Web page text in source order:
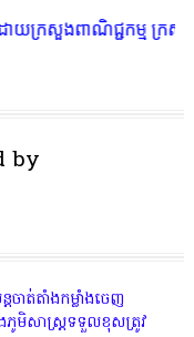
ម្ម ក្រសួងការងារ ក្រសួ
by
ាត់តាំងកម្លាំងចេញ
មិសាស្រ្តទទួលខុសត្រូវ